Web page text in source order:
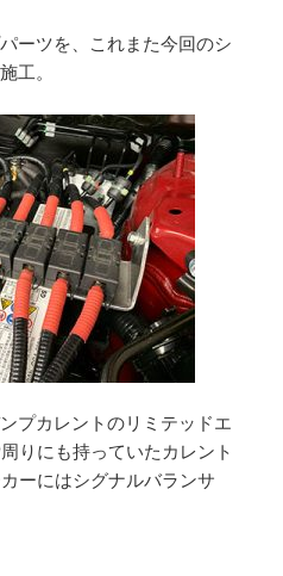
ーツを、これまた今回のシ
工。
プカレントのリミテッドエ
りにも持っていたカレント
ーにはシグナルバランサ